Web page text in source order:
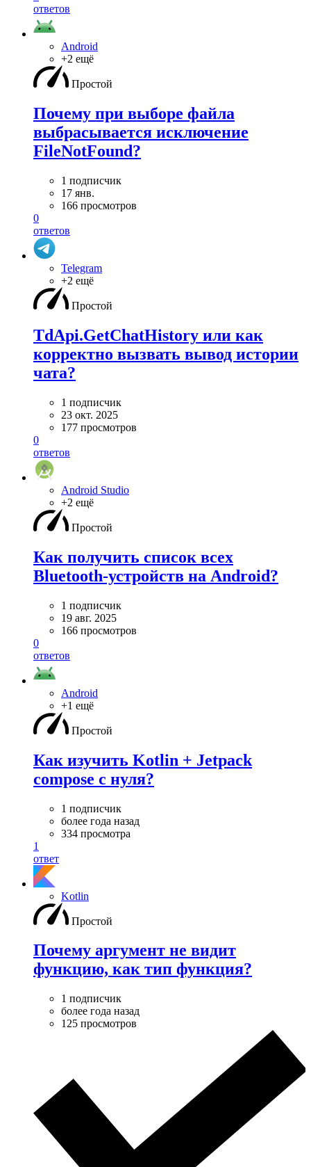
ответов
Android
+2 ещё
Простой
Почему при выборе файла
выбрасывается исключение
FileNotFound?
1 подписчик
17 янв.
166 просмотров
0
ответов
Telegram
+2 ещё
Простой
TdApi.GetChatHistory или как
корректно вызвать вывод истории
чата?
1 подписчик
23 окт. 2025
177 просмотров
0
ответов
Android Studio
+2 ещё
Простой
Как получить список всех
Bluetooth-устройств на Android?
1 подписчик
19 авг. 2025
166 просмотров
0
ответов
Android
+1 ещё
Простой
Как изучить Kotlin + Jetpack
compose с нуля?
1 подписчик
более года назад
334 просмотра
1
ответ
Kotlin
Простой
Почему аргумент не видит
функцию, как тип функция?
1 подписчик
более года назад
125 просмотров